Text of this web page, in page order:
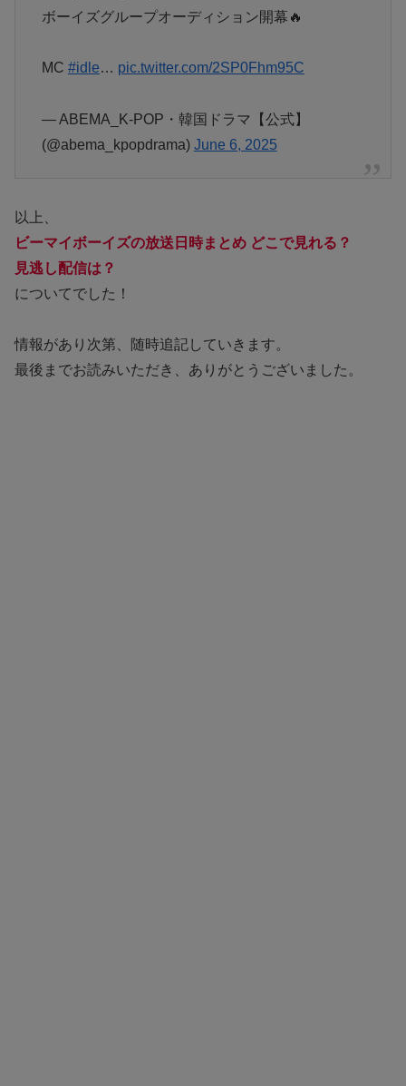
ボーイズグループオーディション開幕🔥
MC #idle… pic.twitter.com/2SP0Fhm95C
— ABEMA_K-POP・韓国ドラマ【公式】
(@abema_kpopdrama) June 6, 2025
以上、
ビーマイボーイズの放送日時まとめ どこで見れる？
見逃し配信は？
についてでした！
情報があり次第、随時追記していきます。
最後までお読みいただき、ありがとうございました。